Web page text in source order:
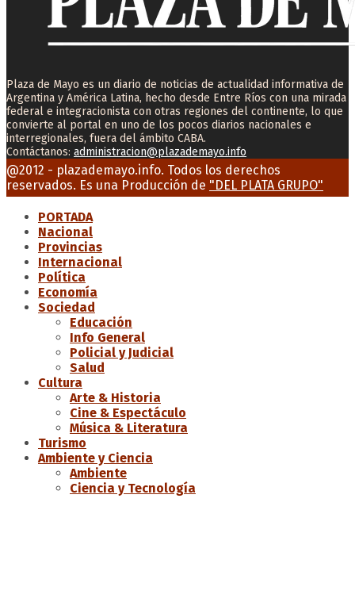
Plaza de Mayo es un diario de noticias de actualidad informativa de
Argentina y América Latina, hecho desde Entre Ríos con una mirada
federal e integracionista con otras regiones del continente, lo que
convierte al portal en uno de los pocos diarios nacionales e
interregionales, fuera del ámbito CABA.
Contáctanos: administracion@plazademayo.info
Facebook
Twitter
Instagram
Youtube
Email
@2012 - plazademayo.info. Todos los derechos
reservados. Es una Producción de "DEL PLATA GRUPO"
PORTADA
Nacional
Provincias
Internacional
Política
Economía
Sociedad
Educación
Info General
Policial y Judicial
Salud
Cultura
Arte & Historia
Cine & Espectáculo
Música & Literatura
Turismo
Ambiente y Ciencia
Ambiente
Ciencia y Tecnología